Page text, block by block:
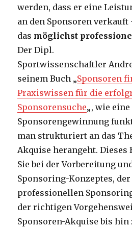
werden, dass er eine
an den Sponsoren verkauft
das möglichst
Der Dipl.
Sportwissenschaftler
seinem Buch „Sponsoren
Praxiswissen für die
Sponsorensuche„, wie
Sponsorengewinnung
man strukturiert an das
Akquise herangeht. Dieses
Sie bei der Vorbereitung
Sponsoring-Konzeptes,
professionellen
der richtigen
Sponsoren-Akquise bis hin